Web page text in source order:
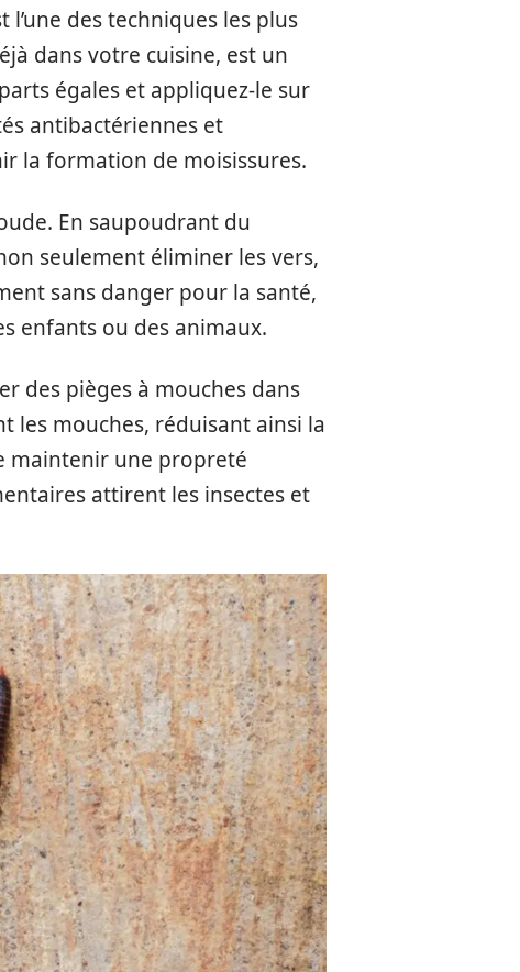
l’une des techniques les plus
dans votre cuisine, est un
égales et appliquez-le sur
antibactériennes et
la formation de moisissures.
En saupoudrant du
seulement éliminer les vers,
sans danger pour la santé,
enfants ou des animaux.
des pièges à mouches dans
les mouches, réduisant ainsi la
maintenir une propreté
attirent les insectes et